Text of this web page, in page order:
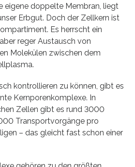
eigene doppelte Membran, liegt
Erbgut. Doch der Zellkern ist
Es herrscht ein
reger Austausch von
Molekülen zwischen dem
kontrollieren zu können, gibt es
Kernporenkomplexe. In
Zellen gibt es rund 3000
Transportvorgänge pro
– das gleicht fast schon einer